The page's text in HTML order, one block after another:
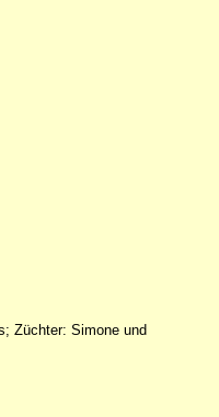
Züchter: Simone und